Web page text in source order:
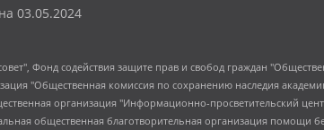
03.05.2024
здравоохранения "Альянс врачей", Юридическое лицо, зарегистрированное в Латвийской Республике, SIA "Medusa Project" (регистрационный номер 40103797863, дата регистрации 10.06.2014), Некоммерческая организация "Фонд по борьбе с коррупцией", Автономная некоммерческая организация "Институт права и публичной политики", Баданин Роман Сергеевич, Гликин Максим Александрович, Железнова Мария Михайловна, Лукьянова Юлия Сергеевна, Маетная Елизавета Витальевна, Маняхин Петр Борисович, Чуракова Ольга Владимировна, Ярош Юлия Петровна, Юридическое лицо "The Insider SIA", зарегистрированное в Риге, Латвийская Республика (дата регистрации 26.06.2015), являющееся администратором доменного имени интернет-издания "The Insider SIA", https://theins.ru, Постернак Алексей Евгеньевич, Рубин Михаил Аркадьевич, Анин Роман Александрович, Юридическое лицо Istories fonds, зарегистрированное в Латвийской Республике (регистрационный номер 50008295751, дата регистрации 24.02.2020), Великовский Дмитрий Александрович, Долинина Ирина Николаевна, Мароховская Алеся Алексеевна, Шлейнов Роман Юрьевич, Шмагун Олеся Валентиновна, Общество с ограниченной ответственностью "Альтаир 2021", Общество с ограниченной ответственностью "Вега 2021", Общество с ограниченной ответственностью "Главный редактор 2021", Общество с ограниченной ответственностью "Ромашки монолит", Важенков Артем Валерьевич, Ивановская областная общественная организация "Центр гендерных исследований", Гурман Юрий Альбертович, Медиапроект "ОВД-Инфо", Егоров Владимир Владимирович, Жилинский Владимир Александрович, Общество с ограниченной ответственностью "ЗП", Иванова София Юрьевна, Карезина Инна Павловна, Кильтау Екатерина Викторовна, Петров Алексей Викторович, Пискунов Сергей Евгеньевич, Смирнов Сергей Сергеевич, Тихонов Михаил Сергеевич, Общество с ограниченной ответственностью "ЖУРНАЛИСТ-ИНОСТРАННЫЙ АГЕНТ", Арапова Галина Юрьевна, Вольтская Татьяна Анатольевна, Американская компания "Mason G.E.S. Anonymous Foundation" (США), являющаяся владельцем интернет-издания https://mnews.world/, Компания "Stichting Bellingcat", зарегистрированная в Нидерландах (дата регистрации 11.07.2018), Захаров Андрей Вячеславович, Клепиковская Екатерина Дмитриевна, Общество с ограниченной ответственностью "МЕМО", Перл Роман Александрович, Симонов Евгений Алексеевич, Соловьева Елена Анатольевна, Сотников Даниил Владимирович, Сурначева Елизавета Дмитриевна, Автономная некоммерческая организация по защите прав человека и информированию населения "Якутия – Наше Мнение", Общество с ограниченной ответственностью "Москоу диджитал медиа", с 26.01.2023 Общество с ограниченной ответственностью "Чайка Белые сады", Ветошкина Валерия Валерьевна,